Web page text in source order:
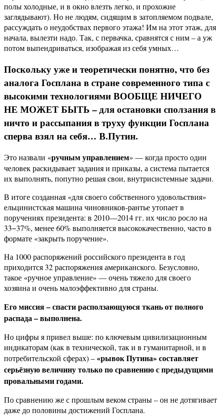
полы холодные, и в окно влезть легко, и прохожие
заглядывают). Но не людям, сидящим в затопляемом подвале,
рассуждать о неудобствах первого этажа! Им на этот этаж, для
начала, вылезти надо. Так, с первачка, сравнятся с ним – а уж
потом выпендриваться, изображая из себя умных…
Поскольку уже и теоретически понятно, что без
аналога Госплана в стране современного типа с
высокими технологиями ВООБЩЕ НИЧЕГО
НЕ МОЖЕТ БЫТЬ – для остановки сползания в
ничто и рассыпания в труху функции Госплана
сперва взял на себя… В.Путин.
Это назвали «ручным управлением» — когда просто один
человек раскидывает задания и приказы, а система пытается
их выполнять, попутно решая свои, внутрисистемные задачи.
В итоге созданная «для своего собственного удовольствия»
ельцинистская машина чиновников-рантье утопает в
поручениях президента: в 2010—2014 гг. их число росло на
33−37%, менее 60% выполняется высококачественно, часто в
формате «закрыть поручение».
На 1000 распоряжений российского президента в год
приходится 32 распоряжения американского. Безусловно,
такое «ручное управление» — очень тяжело для своего
хозяина и очень малоэффективно для страны.
Его миссия – спасти расползающуюся ткань от полного
распада – выполнена.
Но цифры я привел выше: по ключевым цивилизационным
индикаторам (как в технической, так и в гуманитарной, и в
потребительской сферах) –«рывок Путина» составляет
серьёзную величину только по сравнению с предыдущими
провальными годами.
По сравнению же с прошлым веком страны – он не дотягивает
даже до половины достижений Госплана.